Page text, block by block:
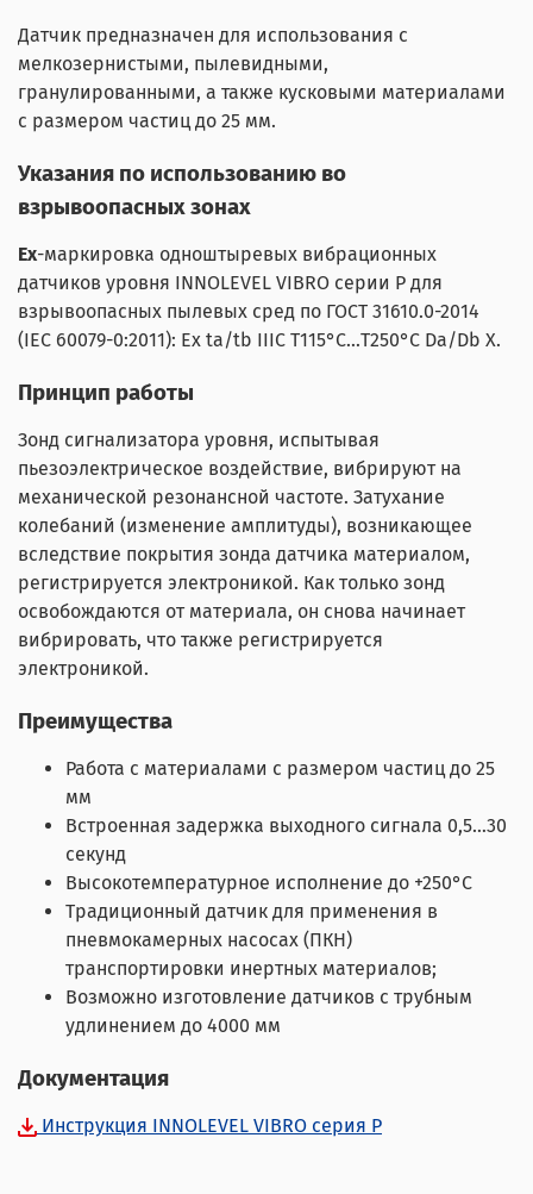
Датчик предназначен для использования с
мелкозернистыми, пылевидными,
гранулированными, а также кусковыми материалами
с размером частиц до 25 мм.
Указания по использованию во
взрывоопасных зонах
Ех-маркировка одноштыревых вибрационных
датчиков уровня INNOLEVEL VIBRO серии P для
взрывоопасных пылевых сред по ГОСТ 31610.0-2014
(IEC 60079-0:2011): Ex ta/tb IIIC Т115°C...Т250°C Da/Db X.
Принцип работы
Зонд сигнализатора уровня, испытывая
пьезоэлектрическое воздействие, вибрируют на
механической резонансной частоте. Затухание
колебаний (изменение амплитуды), возникающее
вследствие покрытия зонда датчика материалом,
регистрируется электроникой. Как только зонд
освобождаются от материала, он снова начинает
вибрировать, что также регистрируется
электроникой.
Преимущества
Работа с материалами с размером частиц до 25
мм
Встроенная задержка выходного сигнала 0,5…30
секунд
Высокотемпературное исполнение до +250°С
Традиционный датчик для применения в
пневмокамерных насосах (ПКН)
транспортировки инертных материалов;
Возможно изготовление датчиков с трубным
удлинением до 4000 мм
Документация
Инструкция INNOLEVEL VIBRO серия P